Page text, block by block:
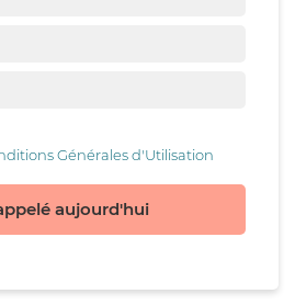
Générales d'Utilisation
aujourd'hui